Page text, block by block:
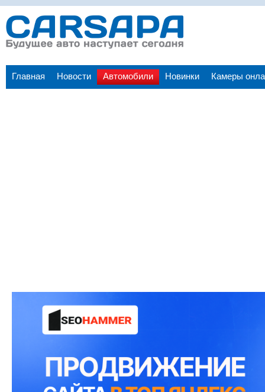
Главная Новости Автомобили Новинки Камеры